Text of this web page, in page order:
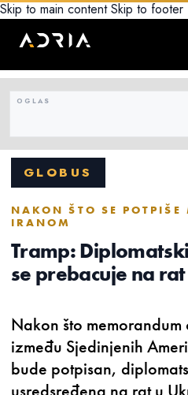
Skip to main content Skip to footer
GLOBUS
NAKON ŠTO SE
IRANOM
Tramp:
se prebacuje na
Nakon što
između Sjedinjenih
bude potpisan,